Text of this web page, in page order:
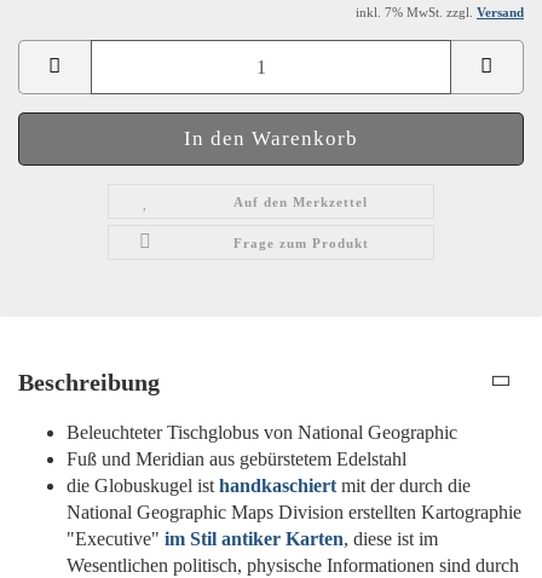
inkl. 7% MwSt. zzgl. Versand
Auf den Merkzettel
Frage zum Produkt
Beschreibung
Beleuchteter Tischglobus von National Geographic
Fuß und Meridian aus gebürstetem Edelstahl
die Globuskugel ist handkaschiert mit der durch die
National Geographic Maps Division erstellten Kartographie
"Executive" im Stil antiker Karten, diese ist im
Wesentlichen politisch, physische Informationen sind durch